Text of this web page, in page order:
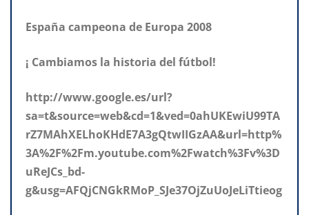
España campeona de Europa 2008
¡ Cambiamos la historia del fútbol!
http://www.google.es/url?
sa=t&source=web&cd=1&ved=0ahUKEwiU99TA
rZ7MAhXELhoKHdE7A3gQtwIIGzAA&url=http%
3A%2F%2Fm.youtube.com%2Fwatch%3Fv%3D
uReJCs_bd-
g&usg=AFQjCNGkRMoP_SJe37OjZuUoJeLiTtieog